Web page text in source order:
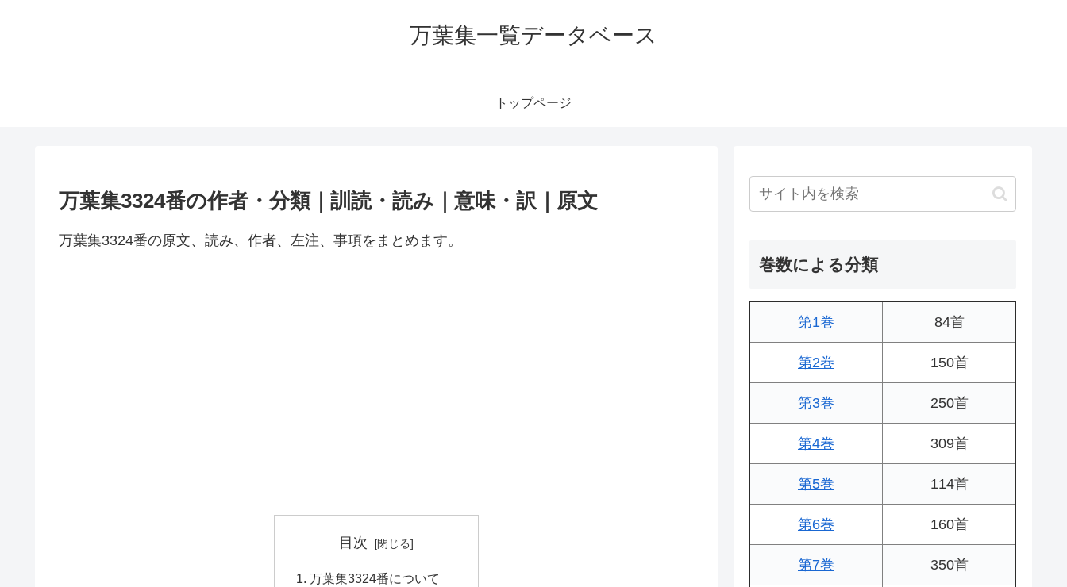
万葉集一覧データベース
トップページ
万葉集3324番の作者・分類｜訓読・読み｜意味・訳｜原文
万葉集3324番の原文、読み、作者、左注、事項をまとめます。
目次
万葉集3324番について
巻数による分類
第1巻 84首
第2巻 150首
第3巻 250首
第4巻 309首
第5巻 114首
第6巻 160首
第7巻 350首